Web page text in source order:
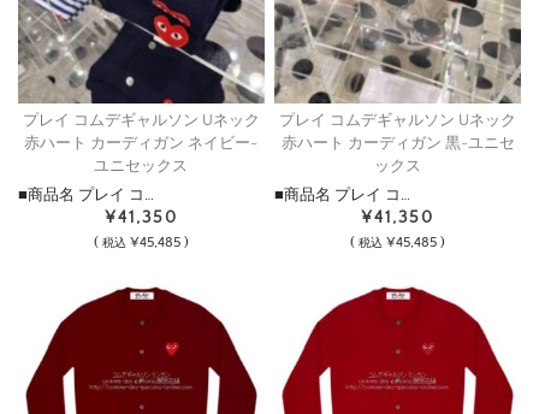
プレイ コムデギャルソン Uネック
赤ハート カーディガン ネイビー-
ユニセックス
■商品名 プレイ コ…
¥41,350
( 税込 ¥45,485 )
プレイ コムデギャルソン Uネック
赤ハート カーディガン 黒-ユニセ
ックス
■商品名 プレイ コ…
¥41,350
(税込 ¥45,485 )